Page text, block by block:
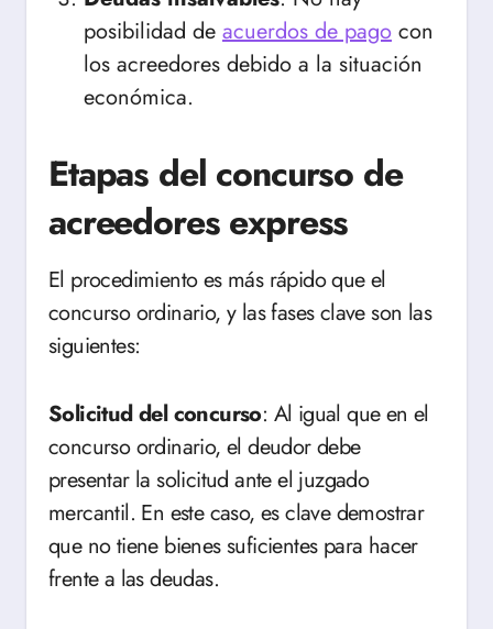
posibilidad de acuerdos de pago con
los acreedores debido a la situación
económica.
Etapas del concurso de
acreedores express
El procedimiento es más rápido que el
concurso ordinario, y las fases clave son las
siguientes:
Solicitud del concurso: Al igual que en el
concurso ordinario, el deudor debe
presentar la solicitud ante el juzgado
mercantil. En este caso, es clave demostrar
que no tiene bienes suficientes para hacer
frente a las deudas.